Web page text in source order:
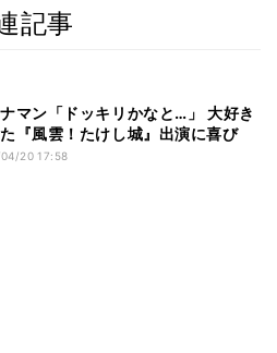
記事
マン「ドッキリかなと…」 大好き
『風雲！たけし城』出演に喜び
20 17:58